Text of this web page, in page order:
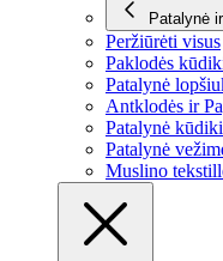
Patalynė
Peržiūrėti visus
Paklodės
Patalynė
Antklodės ir
Patalynė
Patalynė
Muslino